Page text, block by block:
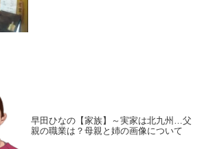
早田ひなの【家族】～実家は北九州…父
親の職業は？母親と姉の画像について